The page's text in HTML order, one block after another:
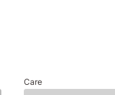
Care